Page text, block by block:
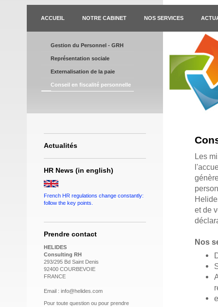
ACCUEIL NOTRE CABINET NOS SERVICES
Gestion du Personnel - GRH
Représentation sociale
Externalisation de la paie
Conseil en fiscalité personnelle
Actualités
HR News (in english)
French HR regulations change constantly:
follow the key points.
Prendre contact
HELIDES
Consulting RH
293/295 Bd Saint Denis
92400 COURBEVOIE
FRANCE
Email : info@helides.com
Pour toute question ou pour prendre
Les
et de
Nos